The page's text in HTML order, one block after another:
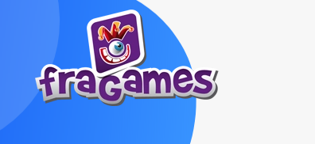
Skip to main content